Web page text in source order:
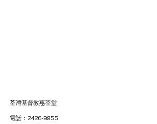
荃灣基督教惠荃堂
電話：2426-9955